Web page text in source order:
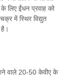
लिए ईंधन प्रवाह को
में स्थिर विद्युत
वाले 20-50 केवीए के